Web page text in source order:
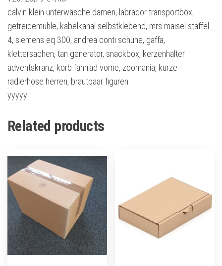
calvin klein unterwäsche damen, labrador transportbox,
getreidemühle, kabelkanal selbstklebend, mrs maisel staffel
4, siemens eq 300, andrea conti schuhe, gaffa,
klettersachen, tan generator, snackbox, kerzenhalter
adventskranz, korb fahrrad vorne, zoomania, kurze
radlerhose herren, brautpaar figuren
yyyyy
Related products